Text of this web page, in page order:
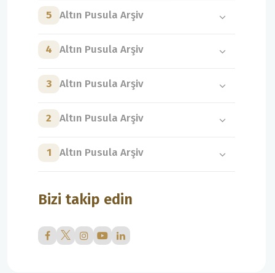
5 Altın Pusula Arşiv
4 Altın Pusula Arşiv
3 Altın Pusula Arşiv
2 Altın Pusula Arşiv
1 Altın Pusula Arşiv
Bizi takip edin